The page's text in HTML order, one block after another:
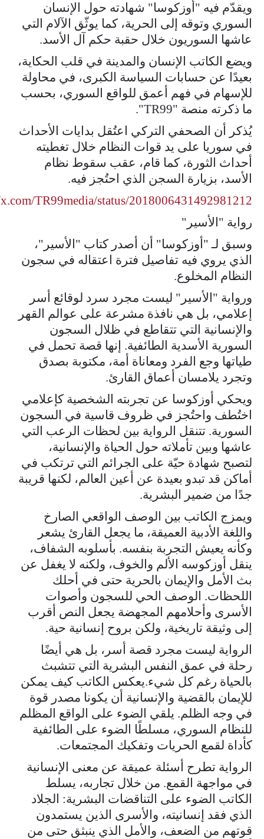
ويقدّم فيه "أوزكوسا" شهادته حول الإنسان
السوري وتوقه إلى الحرية، كما يوثّق الآلام التي
عاشها السوريون خلال حقبة حكم آل الأسد.
ويضع الكاتب الإنسان والمدينة في قلب الحكاية،
بعيدًا عن حسابات السياسة الكبرى، في محاولة
للإسهام في فهم أعمق للواقع السوري، بحسب
ما ذكرته منصة "TR99".
يُذكر أن الصحفي التركي اعتُقل بدايات الأحداث
في سوريا على يد قوات النظام خلال تغطيته
أحداث الثورة، كما قام، عقب سقوط نظام
الأسد، بزيارة السجن الذي احتُجز فيه.
TR99media/status/2018006431492981212
رواية "الأسير"
وسبق لـ "أوزكوسا" أن أصدر كتاب "الأسير"،
الذي يروي فيه تفاصيل فترة اعتقاله في سجون
النظام المخلوع.
ورواية "الأسير" ليست مجرد سرد لوقائع أسر
إعلامي، بل هي نافذة مشرعة على عوالم القهر
والإنسانية التي تتقاطع في ظلال السجون
السورية الأسدية الطائفية. إنها قصة تحمل في
طياتها وجع الفرد ومعاناة أمة، مكتوبة بصدق
وتجرد يلامسان أعماق القارئ.
ويحكي أوزكوسا عن تجربته الشخصية كإعلامي
اختُطف واحتُجز في ظروف قاسية في السجون
السورية. تتنقل الرواية بين لحظات الرعب التي
عاشها وبين تأملاته حول الحياة والإنسانية،
لتصبح شهادة حيّة على الجرائم التي ترتكب في
أماكن قد تبدو بعيدة عن أعين العالم، لكنها قريبة
جدًا من ضمير البشرية.
ويمزج الكاتب بين الوصف الواقعي الصارخ
واللغة الأدبية العميقة، ما يجعل القارئ يشعر
وكأنه يعيش التجربة بنفسه. بأسلوبه الشفاف،
ينقل أوزكوسه الألم والخوف، ولكنه لا يغفل عن
بث الأمل والإيمان بالحرية حتى في أحلك
اللحظات. الوصف الحي للسجون وأصوات
الأسرى وأحلامهم المجهضة يجعل النص أقرب
إلى وثيقة تاريخية، ولكن بروح إنسانية حية.
الرواية ليست مجرد قصة أسر، بل هي أيضًا
رحلة في عمق النفس البشرية التي تتشبث
بالحياة رغم كل شيء.يعكس الكاتب كيف يمكن
للإيمان بالقضية والإنسانية أن يكونا مصدر قوة
في وجه الظلم. يلقي الضوء على الواقع المظلم
للنظام السوري، مسلطًا الضوء على الطائفية
كأداة لقمع الحريات وتفكيك المجتمعات.
الرواية تطرح أسئلة عميقة عن معنى الإنسانية
في مواجهة القمع. من خلال تجاربه، يسلط
الكاتب الضوء على التناقضات البشرية: الجلاد
الذي فقد إنسانيته، والأسرى الذين يستمدون
قوتهم من الضعف، والأمل الذي ينبثق حتى من